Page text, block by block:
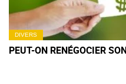
DIVERS
PEUT-ON RENÉGOCIER